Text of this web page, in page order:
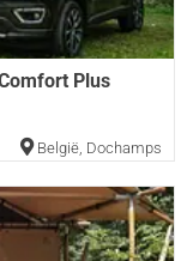
Plus
België Dochamps